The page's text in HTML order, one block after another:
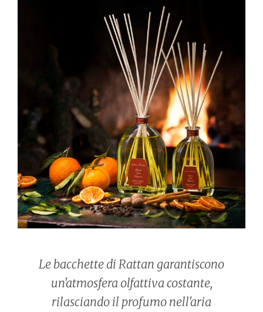
Le bacchette di Rattan garantiscono
un'atmosfera olfattiva costante,
rilasciando il profumo nell'aria